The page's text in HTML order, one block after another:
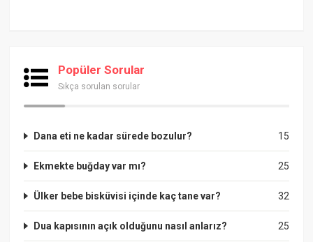
Popüler Sorular
Sıkça sorulan sorular
15
Dana eti ne kadar sürede bozulur?
25
Ekmekte buğday var mı?
32
Ülker bebe bisküvisi içinde kaç tane var?
25
Dua kapısının açık olduğunu nasıl anlarız?